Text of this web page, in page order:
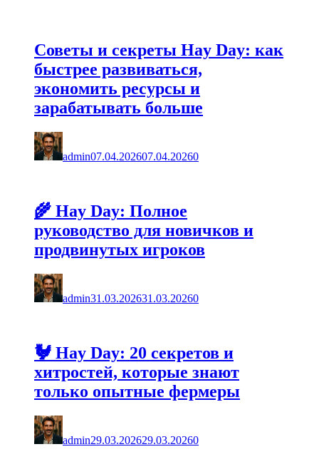
Советы и секреты Hay Day: как
быстрее развиваться,
экономить ресурсы и
зарабатывать больше
admin07.04.202607.04.20260
🌾 Hay Day: Полное
руководство для новичков и
продвинутых игроков
admin31.03.202631.03.20260
🐓 Hay Day: 20 секретов и
хитростей, которые знают
только опытные фермеры
admin29.03.202629.03.20260